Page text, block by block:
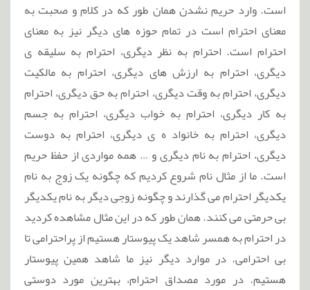
است. وارد حریم نشدن همان طور که در کلام و صحبت به
معنای احترام است در تمام حوزه های دیگر نیز به معنای
احترام است. احترام به نظر دیگری، احترام به سلیقه ی
دیگری، احترام به ارزش های دیگری، احترام به مالکیت
دیگری، احترام به وقت دیگری، احترام به حق دیگری، احترام
به کار دیگری، احترام به خواب دیگری، احترام به جسم
دیگری، احترام به خانواد ه ی دیگری، احترام به دوست
دیگری، احترام به نام دیگری و … همه مواردی از حفظ حریم
است. ما از مثال نام شروع کردیم که چگونه یک زوج به نام
یکدیگر احترام می گذارند و چگونه زوجی دیگر به نام یکدیگر
بی حرمتی می کنند. همان طور که در این مثال مشاهده کردید
در احترام به همسر شاهد یک پیوستار هستیم از پراحترامی تا
بی احترامی. در موارد دیگر نیز ما شاهد همین پیوستار
هستیم. در مورد مصداق احترام، بهترین مورد دوستی